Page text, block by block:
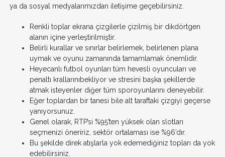
ya da sosyal medyalarımızdan iletişime geçebilirsiniz.
Renkli toplar ekrana çizgilerle çizilmiş bir dikdörtgen
alanın içine yerleştirilmiştir.
Belirli kurallar ve sınırlar belirlemek, belirlenen plana
uymak ve oyunu zamanında tamamlamak önemlidir.
Heyecanlı futbol oyunları tüm hevesli oyuncuları ve
penaltı krallarınıbekliyor ve stresini başka şekillerde
atmak isteyenler diğer tüm sporoyunlarını deneyebilir.
Eğer toplardan bir tanesi bile alt taraftaki çizgiyi geçerse
yanıyorsunuz.
Genel olarak, RTP’si %95’ten yüksek olan slotları
seçmenizi öneririz, sektör ortalaması ise %96’dır.
Bu şekilde direk atışlarla yok edemediğiniz topları da yok
edebilirsiniz.